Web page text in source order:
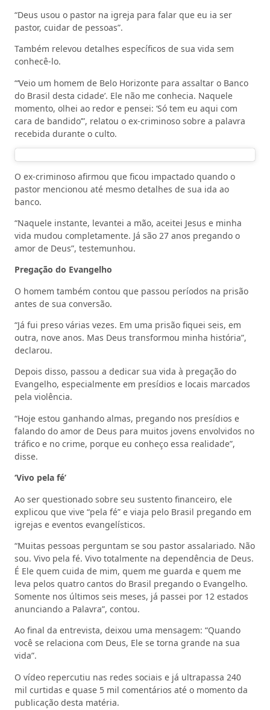
“Deus usou o pastor na igreja para falar que eu ia ser
pastor, cuidar de pessoas”.
Também relevou detalhes específicos de sua vida sem
conhecê-lo.
“‘Veio um homem de Belo Horizonte para assaltar o Banco
do Brasil desta cidade’. Ele não me conhecia. Naquele
momento, olhei ao redor e pensei: ‘Só tem eu aqui com
cara de bandido’”, relatou o ex-criminoso sobre a palavra
recebida durante o culto.
O ex-criminoso afirmou que ficou impactado quando o
pastor mencionou até mesmo detalhes de sua ida ao
banco.
“Naquele instante, levantei a mão, aceitei Jesus e minha
vida mudou completamente. Já são 27 anos pregando o
amor de Deus”, testemunhou.
Pregação do Evangelho
O homem também contou que passou períodos na prisão
antes de sua conversão.
“Já fui preso várias vezes. Em uma prisão fiquei seis, em
outra, nove anos. Mas Deus transformou minha história”,
declarou.
Depois disso, passou a dedicar sua vida à pregação do
Evangelho, especialmente em presídios e locais marcados
pela violência.
“Hoje estou ganhando almas, pregando nos presídios e
falando do amor de Deus para muitos jovens envolvidos no
tráfico e no crime, porque eu conheço essa realidade”,
disse.
‘Vivo pela fé’
Ao ser questionado sobre seu sustento financeiro, ele
explicou que vive “pela fé” e viaja pelo Brasil pregando em
igrejas e eventos evangelísticos.
“Muitas pessoas perguntam se sou pastor assalariado. Não
sou. Vivo pela fé. Vivo totalmente na dependência de Deus.
É Ele quem cuida de mim, quem me guarda e quem me
leva pelos quatro cantos do Brasil pregando o Evangelho.
Somente nos últimos seis meses, já passei por 12 estados
anunciando a Palavra”, contou.
Ao final da entrevista, deixou uma mensagem: “Quando
você se relaciona com Deus, Ele se torna grande na sua
vida”.
O vídeo repercutiu nas redes sociais e já ultrapassa 240
mil curtidas e quase 5 mil comentários até o momento da
publicação desta matéria.